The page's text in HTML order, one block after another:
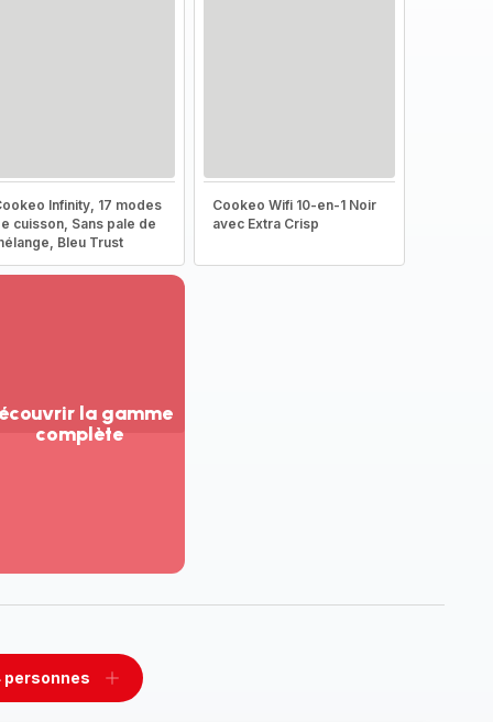
Infinity, 17 modes
cuisson, Sans pale de
Bleu Trust
Cookeo Wifi 10-en-1 Noir
avec Extra Crisp
la gamme
complète
personnes
Ajouter